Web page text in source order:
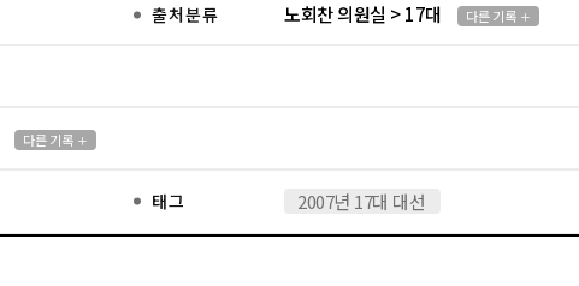
출처분류 노회찬 의원실 > 17대 다른 기록
다른 기록
태그 2007년 17대 대선